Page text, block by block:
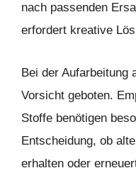
nach passenden
erfordert kreative
Bei der Aufarbeitung
Vorsicht geboten.
Stoffe benötigen
Entscheidung, ob
erhalten oder